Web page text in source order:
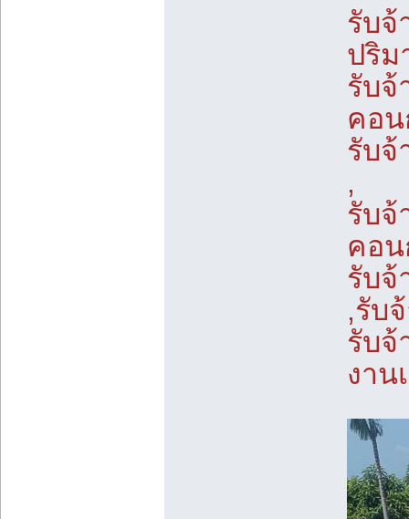
รับจ้
ปริ
รับจ้
คอ
รับจ้
,
รับจ้
คอ
รับจ้
,รับ
รับจ้
งาน